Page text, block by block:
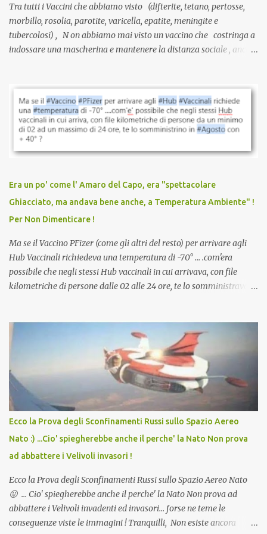
Tra tutti i Vaccini che abbiamo visto (difterite, tetano, pertosse,
morbillo, rosolia, parotite, varicella, epatite, meningite e
tubercolosi) , N on abbiamo mai visto un vaccino che costringa a
indossare una mascherina e mantenere la distanza sociale , anche
vaccinazione. Non avevamo mai sentito parlare di ricompense,
sconti, incentivi per vaccinarsi. Non avevamo mai visto
discriminazioni per coloro che non l’hanno fatto. Se non sei stato
vaccinato, nessuno aveva prima cercato di farti sentire una
persona cattiva. Non avevamo mai visto un vaccino che minacci le
vaccino usato per minacciare i mezzi di sussistenza, il lavoro o la
scuola. Non avevamo mai visto un vaccino che permettesse a un
dodicenne di ignorare il consenso dei genitori. Dopo tutti i vaccini
che abbiamo elencato sopra...
Era un po' come l' Amaro del Capo, era "spettacolare
Ghiacciato, ma andava bene anche, a Temperatura Ambiente" !
Per Non Dimenticare !
Ma se il Vaccino PFizer (come gli altri del resto) per arrivare agli
Hub Vaccinali richiedeva una temperatura di -70° ... .com'era
possibile che negli stessi Hub vaccinali in cui arrivava, con file
kilometriche di persone dalle 02 alle 24 ore, te lo somministravano
Vaccino come: l' Amaro del Capo, era "spettacolare Ghiacciato, ma
andava bene anche, a Temperatura Ambiente"! Riproponiamo
l'articolo per NON Dimenticare!
Ecco la Prova degli Sconfinamenti Russi sullo Spazio Aereo
Nato :) ...Cio' spiegherebbe anche il perche' la Nato Non prova
ad abbattere i Velivoli invasori !
Ecco la Prova degli Sconfinamenti Russi sullo Spazio Aereo Nato
😛 ... Cio' spiegherebbe anche il perche' la Nato Non prova ad
abbattere i Velivoli invadenti ed invasori... forse ne teme le
conseguenze viste le immagini ! Tranquilli, Non esiste ancora